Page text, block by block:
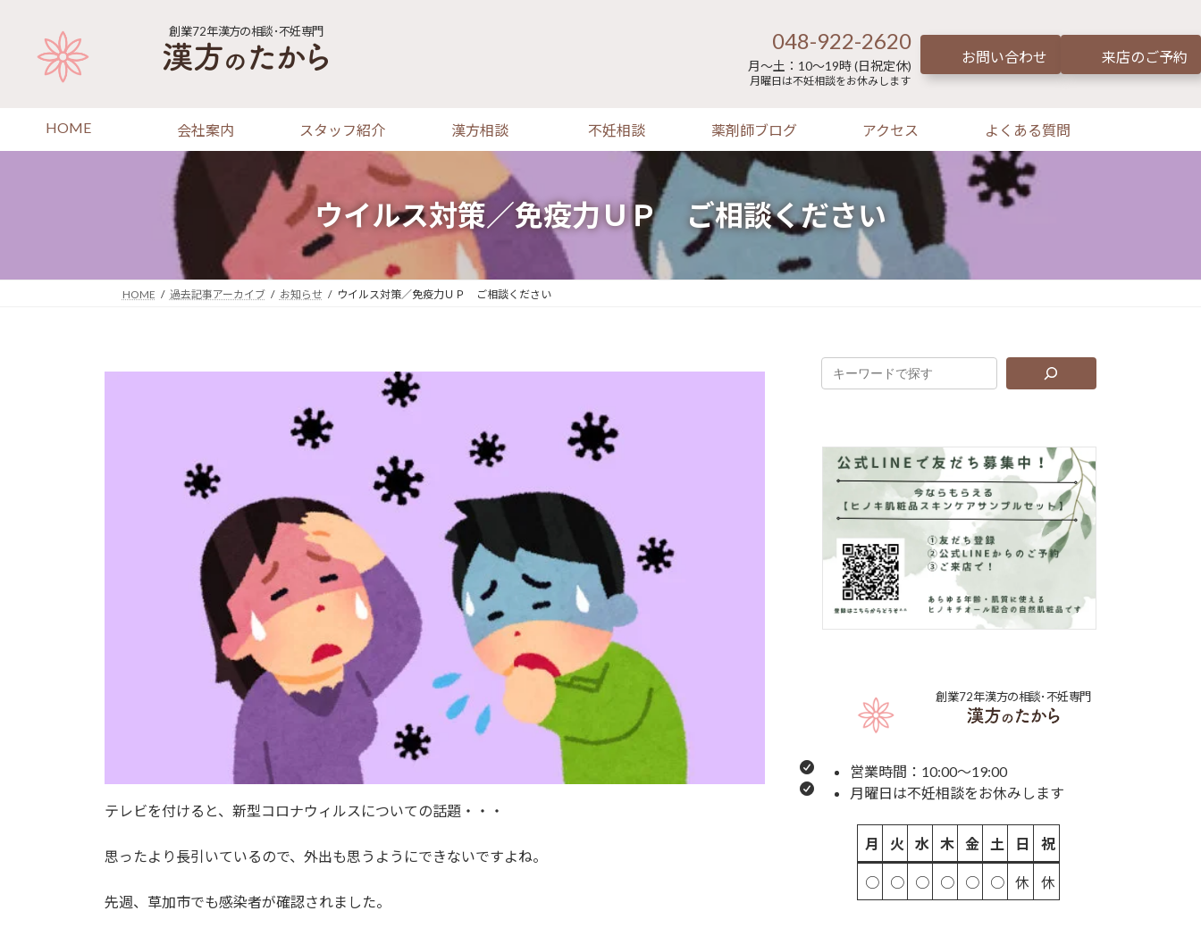
創業72年漢方の相談･不妊専門 048-922-2620
月～土：10～19時 (日祝定休)
月曜日は不妊相談をお休みします
お問い合わせ 来店のご予約
HOME 会社案内 スタッフ紹介 漢方相談 不妊相談 薬剤師ブログ アクセス よくある質問
ウイルス対策／免疫力ＵＰ ご相談ください
HOME 過去記事アーカイブ お知らせ ウイルス対策／免疫力ＵＰ ご相談ください
テレビを付けると、新型コロナウィルスについての話題・・・
思ったより長引いているので、外出も思うようにできないですよね。
先週、草加市でも感染者が確認されました。
創業72年漢方の相談･不妊専門
営業時間：10:00～19:00
月曜日は不妊相談をお休みします
月 火 水 木 金 土 日 祝
○ ○ ○ ○ ○ ○ 休 休